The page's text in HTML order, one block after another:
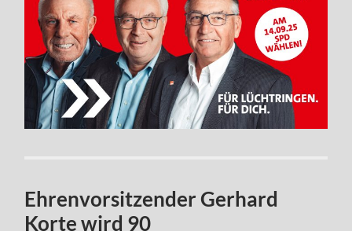
Ehrenvorsitzender Gerhard
Korte wird 90